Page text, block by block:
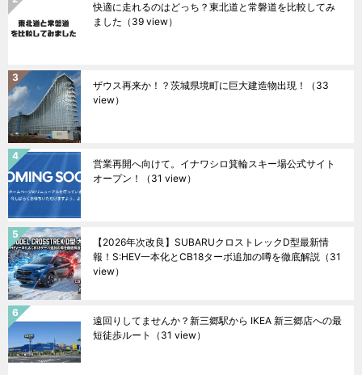
快適に走れるのはどっち？東北道と常磐道を比較してみ
ました （39 view）
ザウス再来か！？茨城県境町に巨大建造物出現！
（33
view）
営業再開へ向けて。イナワシロ箕輪スキー場公式サイト
オープン！
（31 view）
【2026年次改良】SUBARUクロストレックD型最新情
報！S:HEV一本化とCB18ターボ追加の噂を徹底解説 （31
view）
遠回りしてませんか？新三郷駅から IKEA 新三郷店への最
短徒歩ルート
（31 view）